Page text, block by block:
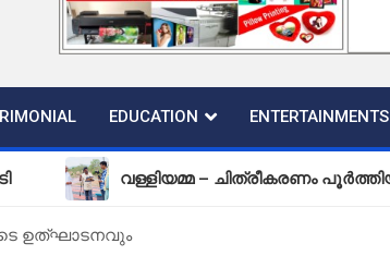
EDUCATION ENTERTAINMENTS
വള്ളിയമ്മ – ചിത്രീകരണം പൂർത്തിയായി
ഉത്ഘാടനവും